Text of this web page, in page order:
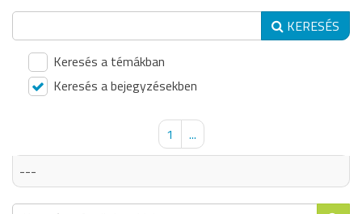
KERESÉS
Keresés a témákban
Keresés a bejegyzésekben
1
...
---